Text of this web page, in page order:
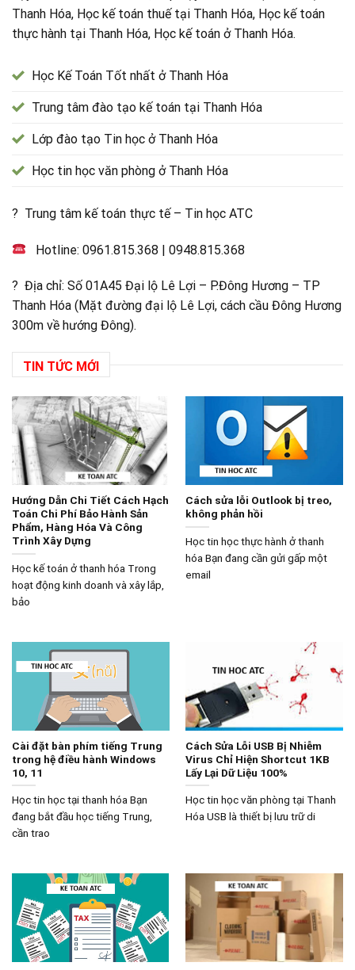
Thanh Hóa, Học kế toán thuế tại Thanh Hóa, Học kế toán
thực hành tại Thanh Hóa, Học kế toán ở Thanh Hóa.
Học Kế Toán Tốt nhất ở Thanh Hóa
Trung tâm đào tạo kế toán tại Thanh Hóa
Lớp đào tạo Tin học ở Thanh Hóa
Học tin học văn phòng ở Thanh Hóa
? Trung tâm kế toán thực tế – Tin học ATC
Hotline:0961.815.368 |0948.815.368
? Địa chỉ: Số 01A45 Đại lộ Lê Lợi – P.Đông Hương – TP
Thanh Hóa (Mặt đường đại lộ Lê Lợi, cách cầu Đông Hương
300m về hướng Đông).
TIN TỨC MỚI
Hướng Dẫn Chi Tiết Cách Hạch
Toán Chi Phí Bảo Hành Sản
Phẩm, Hàng Hóa Và Công
Trình Xây Dựng
Học kế toán ở thanh hóa Trong
hoạt động kinh doanh và xây lắp,
bảo
Cách sửa lỗi Outlook bị treo,
không phản hồi
Học tin học thực hành ở thanh
hóa Bạn đang cần gửi gấp một
email
Cài đặt bàn phím tiếng Trung
trong hệ điều hành Windows
10, 11
Học tin học tại thanh hóa Bạn
đang bắt đầu học tiếng Trung,
cần trao
Cách Sửa Lỗi USB Bị Nhiễm
Virus Chỉ Hiện Shortcut 1KB
Lấy Lại Dữ Liệu 100%
Học tin học văn phòng tại Thanh
Hóa USB là thiết bị lưu trữ di